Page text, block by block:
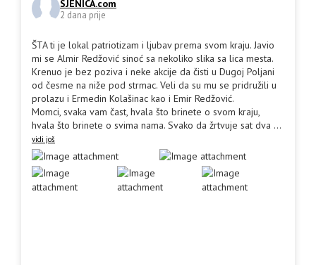
SJENICA.com
2 dana prije
ŠTA ti je lokal patriotizam i ljubav prema svom kraju. Javio
mi se Almir Redžović sinoć sa nekoliko slika sa lica mesta.
Krenuo je bez poziva i neke akcije da čisti u Dugoj Poljani
od česme na niže pod strmac. Veli da su mu se pridružili u
prolazu i Ermedin Kolašinac kao i Emir Redžović.
Momci, svaka vam čast, hvala što brinete o svom kraju,
hvala što brinete o svima nama. Svako da žrtvuje sat dva ...
vidi još